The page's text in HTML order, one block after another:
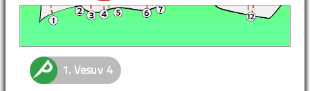
1.Vesuv 4